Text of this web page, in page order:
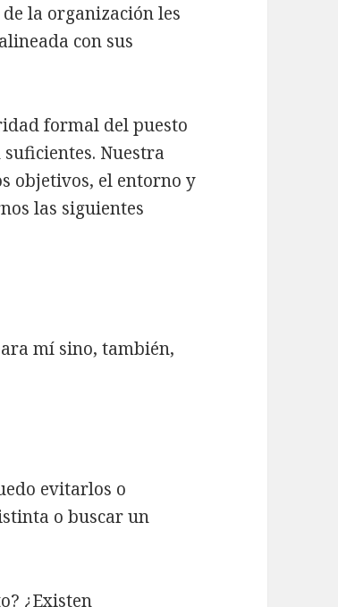
la organización les
con sus
formal del puesto
Nuestra
objetivos, el entorno y
las siguientes
mí sino, también,
evitarlos o
o buscar un
¿Existen